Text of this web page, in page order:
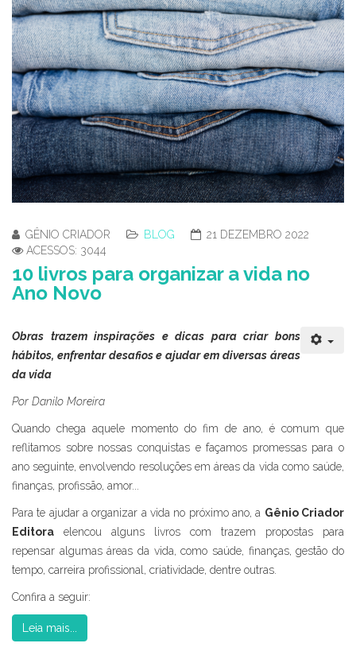
GÊNIO CRIADOR BLOG
21 DEZEMBRO 2022
ACESSOS: 3044
10 livros para organizar a vida no
Ano Novo
Obras trazem inspirações e dicas para criar bons
hábitos, enfrentar desafios e ajudar em diversas áreas
da vida
Por Danilo Moreira
Quando chega aquele momento do fim de ano, é comum que
reflitamos sobre nossas conquistas e façamos promessas para o
ano seguinte, envolvendo resoluções em áreas da vida como saúde,
finanças, profissão, amor...
Para te ajudar a organizar a vida no próximo ano, a Gênio Criador
Editora elencou alguns livros com trazem propostas para
repensar algumas áreas da vida, como saúde, finanças, gestão do
tempo, carreira profissional, criatividade, dentre outras.
Confira a seguir:
Leia mais...